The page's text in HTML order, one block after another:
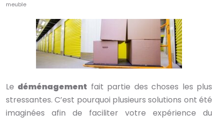
meuble
Le déménagement fait partie des choses les plus
stressantes. C’est pourquoi plusieurs solutions ont été
imaginées afin de faciliter votre expérience du